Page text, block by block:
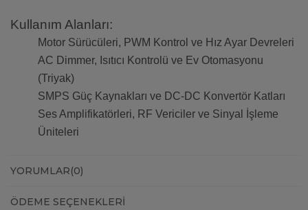
Kullanım Alanları:
Motor Sürücüleri, PWM Kontrol ve Hız Ayar Devreleri
AC Dimmer, Isıtıcı Kontrolü ve Ev Otomasyonu
(Triyak)
SMPS Güç Kaynakları ve DC-DC Konvertör Katları
Ses Amplifikatörleri, RF Vericiler ve Sinyal İşleme
Üniteleri
YORUMLAR(0)
ÖDEME SEÇENEKLERI